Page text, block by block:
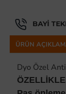
BAYI
ÜRÜN
Dyo Özel